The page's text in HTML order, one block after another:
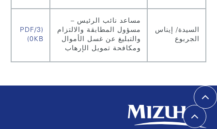
السيدة/ إيناس
الجربوع
مساعد نائب الرئيس –
مسؤول المطابقة والالتزام
والتبليغ عن غسل الأموال
ومكافحة تمويل الإرهاب
(PDF/3
0KB)